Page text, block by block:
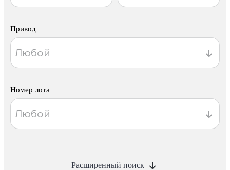
Привод
Номер лота
Расширенный поиск